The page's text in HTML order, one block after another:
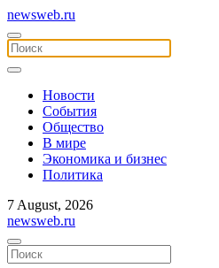
newsweb.ru
Новости
События
Общество
В мире
Экономика и бизнес
Политика
7 August, 2026
newsweb.ru